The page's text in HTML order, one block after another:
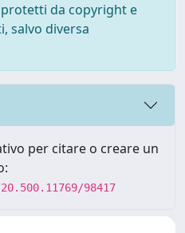
da copyright e
salvo diversa
per citare o creare un
98417